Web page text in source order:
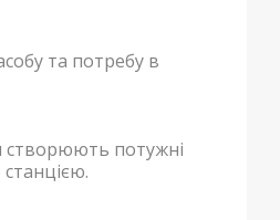
та потребу в
створюють потужні